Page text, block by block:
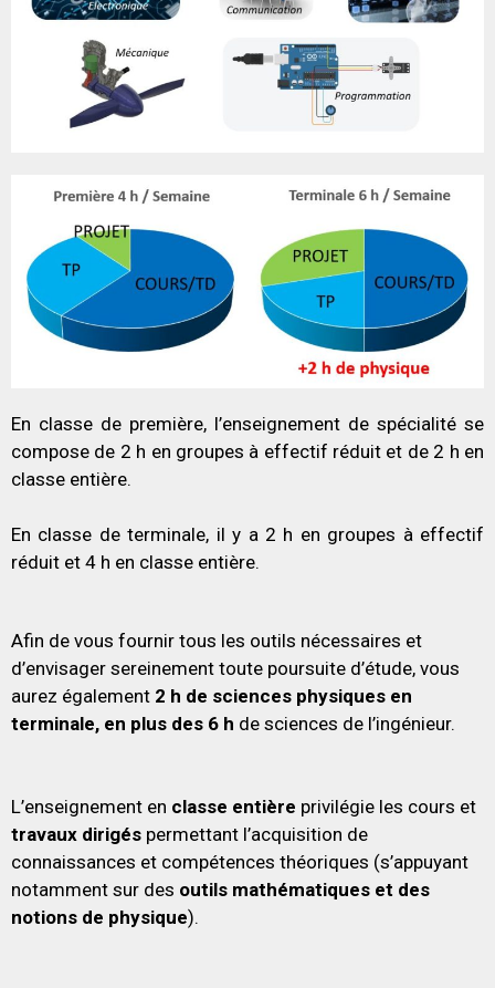
En classe de première, l’enseignement de spécialité se
compose de 2 h en groupes à effectif réduit et de 2 h en
classe entière.
En classe de terminale, il y a 2 h en groupes à effectif
réduit et 4 h en classe entière.
Afin de vous fournir tous les outils nécessaires et
d’envisager sereinement toute poursuite d’étude, vous
aurez également 2 h de sciences physiques en
terminale, en plus des 6 h de sciences de l’ingénieur.
L’enseignement en classe entière privilégie les cours et
travaux dirigés permettant l’acquisition de
connaissances et compétences théoriques (s’appuyant
notamment sur des outils mathématiques et des
notions de physique).